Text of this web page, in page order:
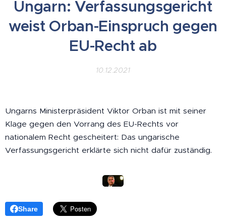
Ungarn: Verfassungsgericht
weist Orban-Einspruch gegen
EU-Recht ab
10.12.2021
Ungarns Ministerpräsident Viktor Orban ist mit seiner
Klage gegen den Vorrang des EU-Rechts vor
nationalem Recht gescheitert: Das ungarische
Verfassungsgericht erklärte sich nicht dafür zuständig.
Share